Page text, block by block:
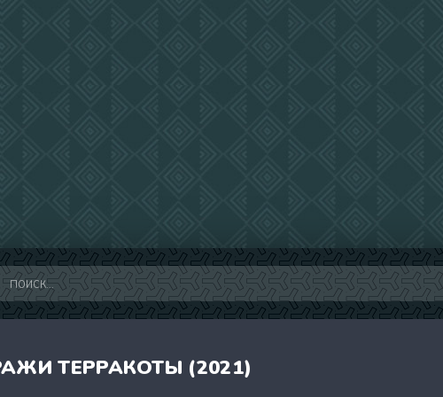
ТЕРРАКОТЫ (2021)